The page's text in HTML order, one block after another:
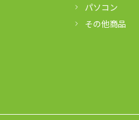
パソコン
その他商品